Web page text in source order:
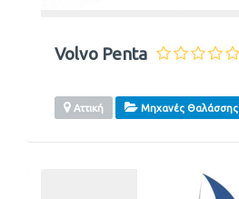
Volvo Penta
Αττική Μηχανές Θαλάσσης